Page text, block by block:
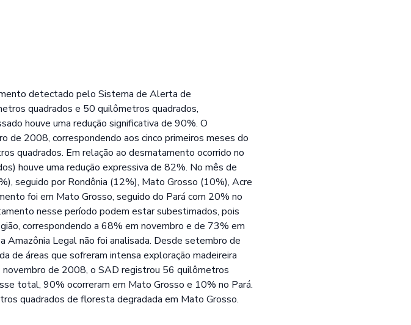
detectado pelo Sistema de Alerta de
quadrados e 50 quilômetros quadrados,
houve uma redução significativa de 90%. O
de 2008, correspondendo aos cinco primeiros meses do
quadrados. Em relação ao desmatamento ocorrido no
houve uma redução expressiva de 82%. No mês de
seguido por Rondônia (12%), Mato Grosso (10%), Acre
foi em Mato Grosso, seguido do Pará com 20% no
nesse período podem estar subestimados, pois
correspondendo a 68% em novembro e de 73% em
Amazônia Legal não foi analisada. Desde setembro de
de áreas que sofreram intensa exploração madeireira
de 2008, o SAD registrou 56 quilômetros
total, 90% ocorreram em Mato Grosso e 10% no Pará.
quadrados de floresta degradada em Mato Grosso.